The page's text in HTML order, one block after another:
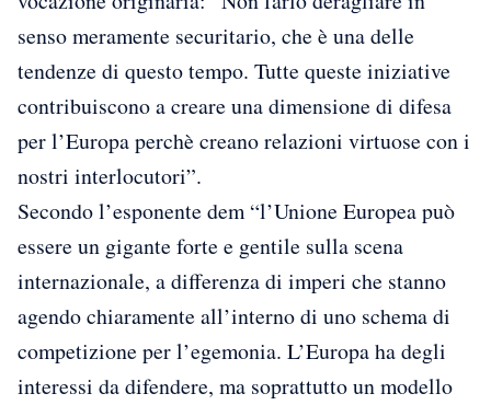
senso meramente securitario, che è una delle
tendenze di questo tempo. Tutte queste iniziative
contribuiscono a creare una dimensione di difesa
per l’Europa perchè creano relazioni virtuose con i
nostri interlocutori”.
Secondo l’esponente dem “l’Unione Europea può
essere un gigante forte e gentile sulla scena
internazionale, a differenza di imperi che stanno
agendo chiaramente all’interno di uno schema di
competizione per l’egemonia. L’Europa ha degli
interessi da difendere, ma soprattutto un modello